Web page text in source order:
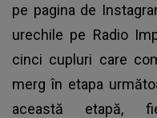
pe pagina de
urechile pe Radio
cinci cupluri care
merg în etapa
această etapă,